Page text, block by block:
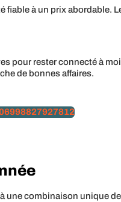
à un prix abordable.
rester connecté à
de bonnes affaires.
une combinaison unique